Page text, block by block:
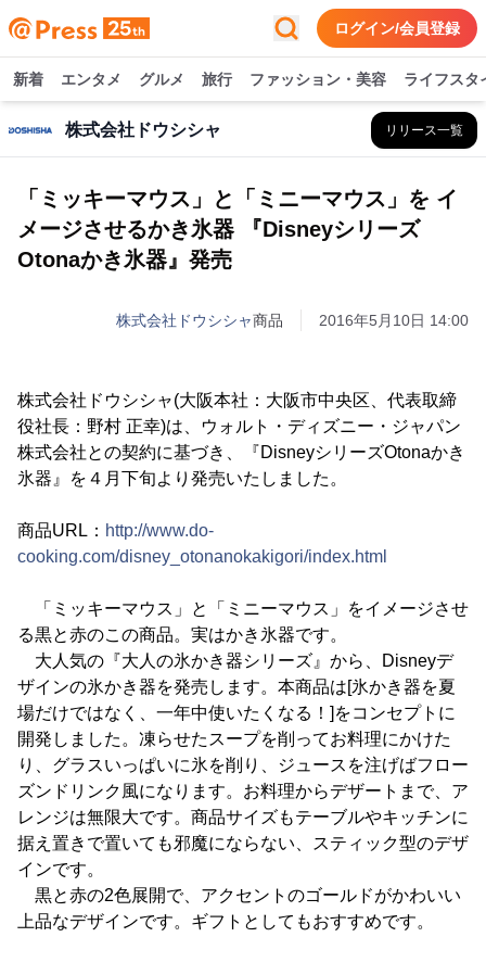
ログイン/会員登録
新着 エンタメ グルメ 旅行 ファッション・美容 ライフスタ
株式会社ドウシシャ リリース一覧
「ミッキーマウス」と「ミニーマウス」を イ
メージさせるかき氷器 『Disneyシリーズ
Otonaかき氷器』発売
株式会社ドウシシャ商品 2016年5月10日 14:00
株式会社ドウシシャ(大阪本社：大阪市中央区、代表取締
役社長：野村 正幸)は、ウォルト・ディズニー・ジャパン
株式会社との契約に基づき、『DisneyシリーズOtonaかき
氷器』を４月下旬より発売いたしました。
商品URL： http://www.do-
cooking.com/disney_otonanokakigori/index.html
「ミッキーマウス」と「ミニーマウス」をイメージさせ
る黒と赤のこの商品。実はかき氷器です。
大人気の『大人の氷かき器シリーズ』から、Disneyデ
ザインの氷かき器を発売します。本商品は[氷かき器を夏
場だけではなく、一年中使いたくなる！]をコンセプトに
開発しました。凍らせたスープを削ってお料理にかけた
り、グラスいっぱいに氷を削り、ジュースを注げばフロー
ズンドリンク風になります。お料理からデザートまで、ア
レンジは無限大です。商品サイズもテーブルやキッチンに
据え置きで置いても邪魔にならない、スティック型のデザ
インです。
黒と赤の2色展開で、アクセントのゴールドがかわいい
上品なデザインです。ギフトとしてもおすすめです。